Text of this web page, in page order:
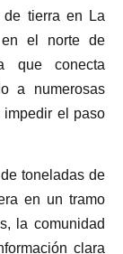
de tierra en La
en el norte de
que conecta
a numerosas
impedir el paso
toneladas de
en un tramo
la comunidad
clara